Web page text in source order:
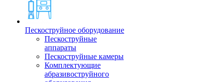
Пескоструйное оборудование
Пескоструйные
аппараты
Пескоструйные камеры
Комплектующие
абразивоструйного